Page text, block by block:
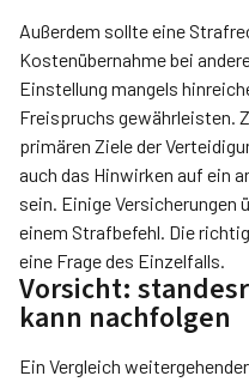
Außerdem sollte eine
Kosten­übernahme bei
Einstellung mangels
Freispruchs gewährleis­ten.
primären Ziele der
auch das Hinwirken auf ein
sein. Einige Versicherungen
einem Strafbefehl. Die
eine Frage des Einzelfalls.
Vorsicht:
kann nachfolgen
Ein Vergleich